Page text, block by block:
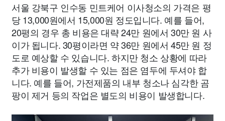
서울 강북구 인수동 민트케어 이사청소의 가격은 평
당 13,000원에서 15,000원 정도입니다. 예를 들어,
20평의 경우 총 비용은 대략 24만 원에서 30만 원 사
이가 됩니다. 30평이라면 약 36만 원에서 45만 원 정
도로 예상할 수 있습니다. 하지만 청소 상황에 따라
추가 비용이 발생할 수 있는 점은 염두에 두셔야 합
니다. 예를 들어, 가전제품의 내부 청소나 심각한 곰
팡이 제거 등의 작업은 별도의 비용이 발생합니다.